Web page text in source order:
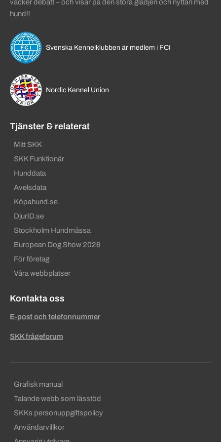
väcker debatt – och visar på den stora glädjen och nyttan med
hund!!
Svenska Kennelklubben är medlem i FCI
Nordic Kennel Union
Tjänster & relaterat
Mitt SKK
SKK Funktionär
Hunddata
Avelsdata
Köpahund.se
DjurID.se
Stockholm Hundmässa
European Dog Show 2026
För företag
Våra webbplatser
Kontakta oss
E-post och telefonnummer
SKK frågeforum
Sekundära sidfotslänkar
Grafisk manual
Talande webb som lässtöd
SKKs personuppgiftspolicy
Användarvillkor